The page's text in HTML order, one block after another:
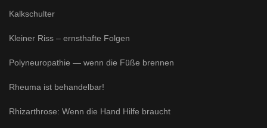
Kalkschulter
Kleiner Riss – ernsthafte Folgen
Polyneuropathie — wenn die Füße brennen
Rheuma ist behandelbar!
Rhizarthrose: Wenn die Hand Hilfe braucht